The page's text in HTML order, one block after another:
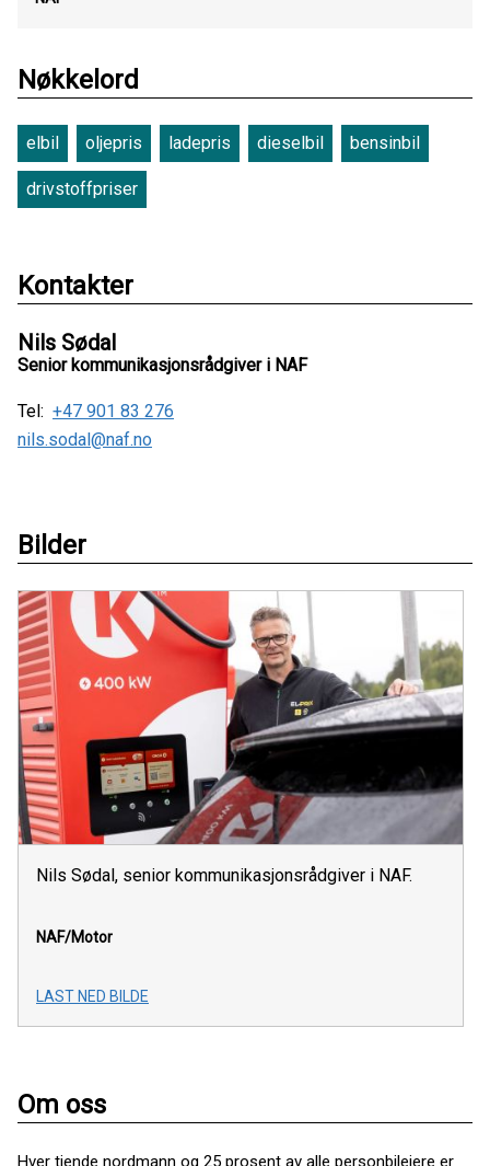
Nøkkelord
elbil oljepris ladepris dieselbil bensinbil
drivstoffpriser
Kontakter
Nils Sødal
Senior kommunikasjonsrådgiver i NAF
Tel: +47 901 83 276
nils.sodal@naf.no
Bilder
Nils Sødal, senior kommunikasjonsrådgiver i NAF.
NAF/Motor
LAST NED BILDE
Om oss